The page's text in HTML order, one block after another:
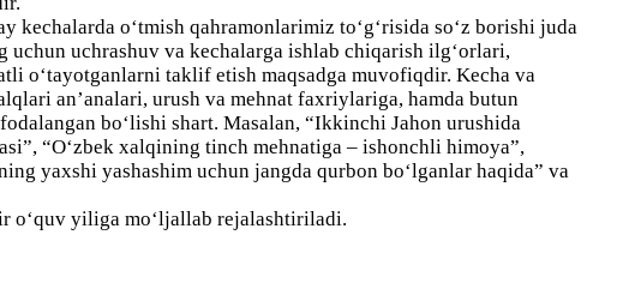
o‘tmish qahramonlarimiz to‘g‘risida so‘z borishi juda
uchrashuv va kechalarga ishlab chiqarish ilg‘orlari,
taklif etish maqsadga muvofiqdir. Kecha va
an’analari, urush va mehnat faxriylariga, hamda butun
bo‘lishi shart. Masalan, “Ikkinchi Jahon urushida
“O‘zbek xalqining tinch mehnatiga – ishonchli himoya”,
yaxshi yashashim uchun jangda qurbon bo‘lganlar haqida” va
o‘quv yiliga mo‘ljallab rejalashtiriladi.